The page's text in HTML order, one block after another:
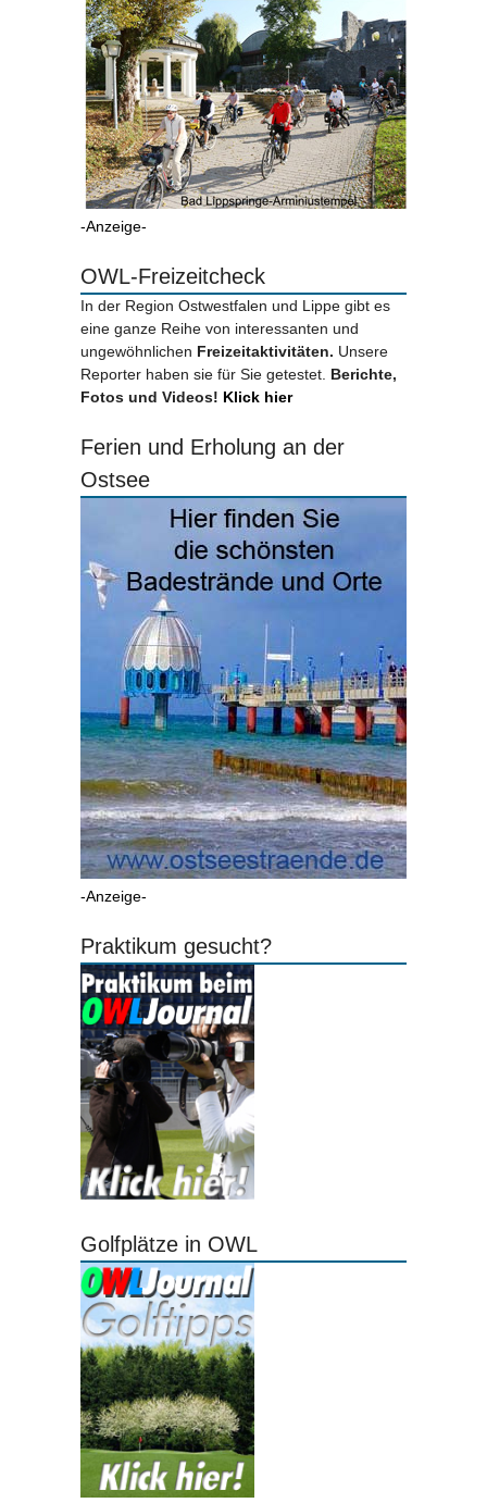
-Anzeige-
OWL-Freizeitcheck
In der Region Ostwestfalen und Lippe gibt es
eine ganze Reihe von interessanten und
ungewöhnlichen Freizeitaktivitäten. Unsere
Reporter haben sie für Sie getestet. Berichte,
Fotos und Videos! Klick hier
Ferien und Erholung an der
Ostsee
-Anzeige-
Praktikum gesucht?
Golfplätze in OWL